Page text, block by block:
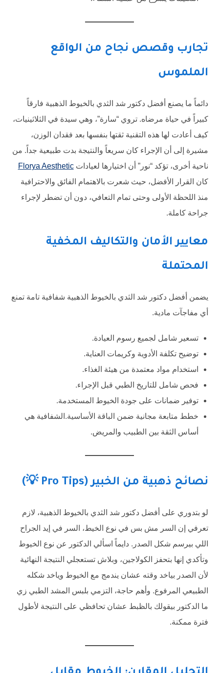
تجارب وقصص نجاح من الواقع
الملموس
دائماً ما يصنع أفضل دكتور شد الثدي بالخيوط الذهبية فارقاً
كبيراً في حياة مرضاه. تروي “سارة”، وهي سيدة في الثلاثينيات،
كيف أعادت لها هذه التقنية ثقتها بنفسها بعد فقدان الوزن،
مشيرة إلى أن الإجراء كان سريعاً والنتيجة بدت طبيعية جداً. من
ناحية أخرى، تؤكد “نور” أن اختيارها لعياداتFlorya Aesthetic
كان القرار الأفضل، حيث شعرت بالاهتمام الفائق والاحترافية
منذ اللحظة الأولى وحتى تمام التعافي، دون أن تضطر لإجراء
جراحة كاملة.
معايير الأمان والتكاليف المخفية
المحتملة
يضمن أفضل دكتور شد الثدي بالخيوط الذهبية شفافية تامة تمنع
أي مفاجآت مادية.
تسعير شامل لجميع رسوم العيادة.
توضيح تكلفة الأدوية وكريمات العناية.
استخدام مواد معتمدة من هيئة الغذاء.
فحص شامل للتاريخ الطبي قبل الإجراء.
توفير ضمانات على جودة الخيوط المستخدمة.
خطط متابعة مجانية ضمن الباقة الأساسية.الشفافية هي
أساس الثقة بين الطبيب والمريض.
نصائح ذهبية من الخبير (Pro Tips 💡)
لو بتدوري على أفضل دكتور شد الثدي بالخيوط الذهبية، لازم
تعرفي إن السر مش بس في نوع الخيط، السر في إيد الجراح
اللي بيرسم شكل الصدر. دايماً اسألي الدكتور عن نوع الخيوط
وتأكدي إنها بتحفز الكولاجين، وبلاش تستعجلي النتيجة النهائية
لأن الصدر بياخد وقته عشان يندمج مع الخيوط وياخد شكله
الطبيعي المرفوع. وأهم حاجة، التزمي بلبس المشد الطبي زي
ما الدكتور بيقولك بالظبط عشان تحافظي على النتيجة لأطول
فترة ممكنة.